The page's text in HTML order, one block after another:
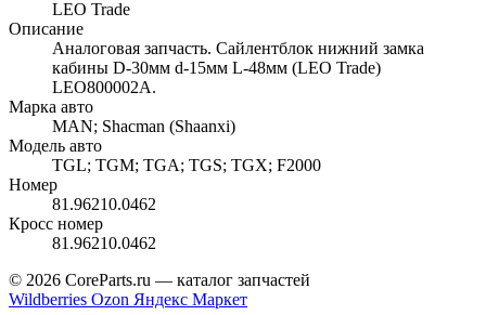
LEO Trade
Описание
Аналоговая запчасть. Сайлентблок нижний замка
кабины D-30мм d-15мм L-48мм (LEO Trade)
LEO800002A.
Марка авто
MAN; Shacman (Shaanxi)
Модель авто
TGL; TGM; TGA; TGS; TGX; F2000
Номер
81.96210.0462
Кросс номер
81.96210.0462
© 2026 CoreParts.ru — каталог запчастей
Wildberries Ozon Яндекс Маркет